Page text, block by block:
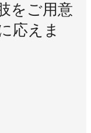
をご用意
応えま